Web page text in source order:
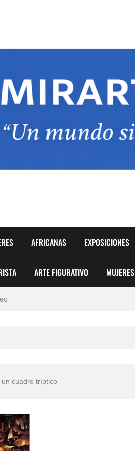
AFRICANAS EXPOSICIONES
ARTE FIGURATIVO MUJERES
Biryulina Vita
Más Bellas del Mundo
cuadro tríptico